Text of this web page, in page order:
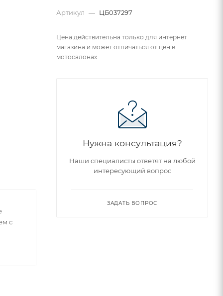
с
Артикул — ЦБ037297
Цена действительна только для интернет
магазина и может отличаться от цен в
мотосалонах
Нужна консультация?
Наши специалисты ответят на любой
интересующий вопрос
ЗАДАТЬ ВОПРОС